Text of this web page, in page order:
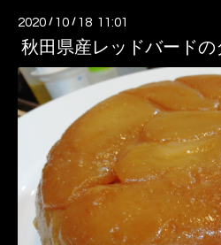
2020 / 10 / 18 11:01
秋田県産レッドバード